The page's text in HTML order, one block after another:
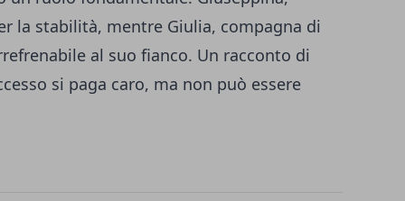
la stabilità, mentre Giulia, compagna di
al suo fianco. Un racconto di
si paga caro, ma non può essere